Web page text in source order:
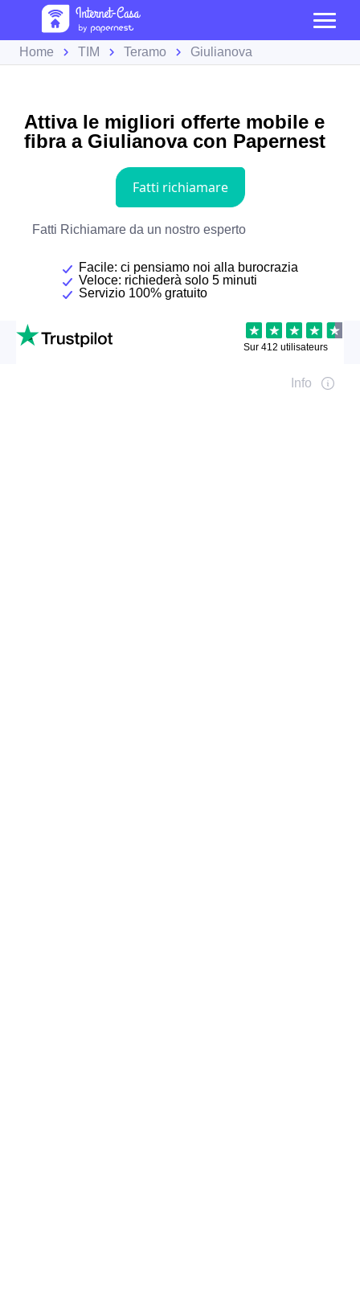
Home TIM Teramo Giulianova